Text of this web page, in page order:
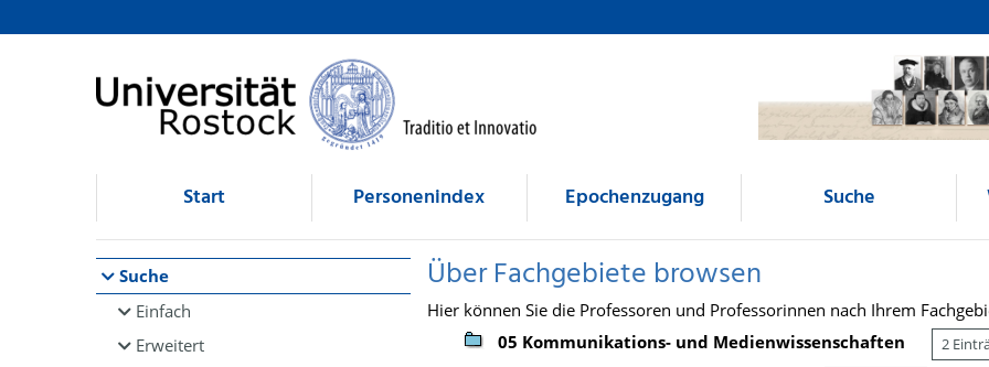
Browsen
direkt zum Inhalt
Start Personenindex Epochenzugang Suche
Suche
Einfach
Erweitert
Über Fachgebiete browsen
Hier können Sie die Professoren und Professorinnen nach Ihrem
05 Kommunikations- und Medienwissenschaften
2